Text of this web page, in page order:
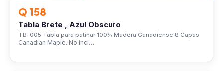
Q 158
Tabla Brete , Azul Obscuro
TB-005 Tabla para patinar 100% Madera Canadiense 8 Capas
Canadian Maple. No incl…